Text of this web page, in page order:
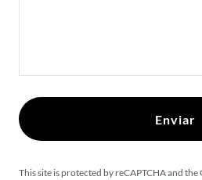
Enviar
This site is protected by reCAPTCHA and the